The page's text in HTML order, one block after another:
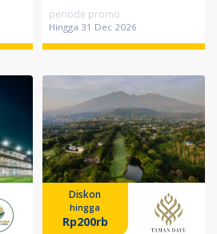
periode promo
Hingga 31 Dec 2026
Diskon
hingga
Rp200rb